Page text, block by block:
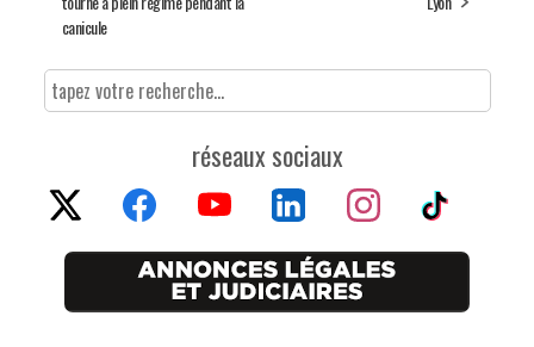
canicule
réseaux sociaux